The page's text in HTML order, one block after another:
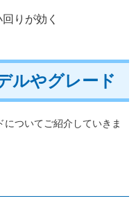
りが効く
ルやグレード
ついてご紹介していきま